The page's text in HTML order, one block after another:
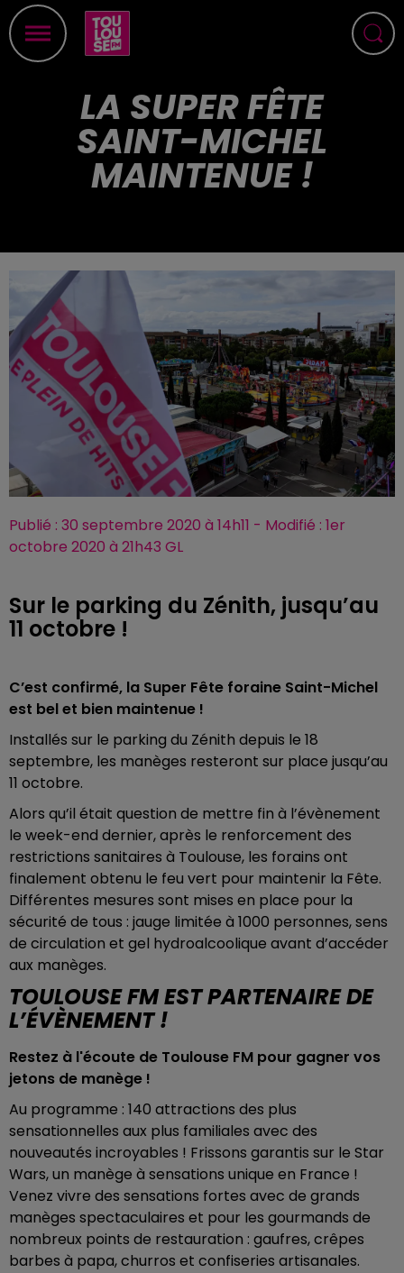
LA SUPER FÊTE
SAINT-MICHEL
MAINTENUE !
Publié : 30 septembre 2020 à 14h11 - Modifié : 1er
octobre 2020 à 21h43 GL
Sur le parking du Zénith, jusqu’au
11 octobre !
C’est confirmé, la Super Fête foraine Saint-Michel
est bel et bien maintenue !
Installés sur le parking du Zénith depuis le 18
septembre, les manèges resteront sur place jusqu’au
11 octobre.
Alors qu’il était question de mettre fin à l’évènement
le week-end dernier, après le renforcement des
restrictions sanitaires à Toulouse, les forains ont
finalement obtenu le feu vert pour maintenir la Fête.
Différentes mesures sont mises en place pour la
sécurité de tous : jauge limitée à 1000 personnes, sens
de circulation et gel hydroalcoolique avant d’accéder
aux manèges.
TOULOUSE FM EST PARTENAIRE DE
L’ÉVÈNEMENT !
Restez à l'écoute de Toulouse FM pour gagner vos
jetons de manège !
Au programme : 140 attractions des plus
sensationnelles aux plus familiales avec des
nouveautés incroyables ! Frissons garantis sur le Star
Wars, un manège à sensations unique en France !
Venez vivre des sensations fortes avec de grands
manèges spectaculaires et pour les gourmands de
nombreux points de restauration : gaufres, crêpes
barbes à papa, churros et confiseries artisanales.